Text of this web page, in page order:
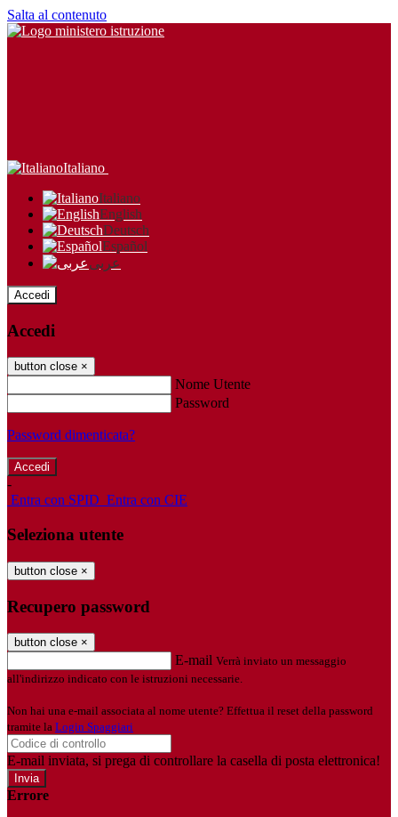
Salta al contenuto
Italiano
Italiano
English
Deutsch
Español
عربى
Accedi
Accedi
button close ×
Nome Utente
Password
Password dimenticata?
-
Entra con SPID Entra con CIE
Seleziona utente
button close ×
Recupero password
button close ×
E-mail Verrà inviato un messaggio
all'indirizzo indicato con le istruzioni necessarie.
Non hai una e-mail associata al nome utente? Effettua il reset della password
tramite la Login Spaggiari
E-mail inviata, si prega di controllare la casella di posta elettronica!
Errore